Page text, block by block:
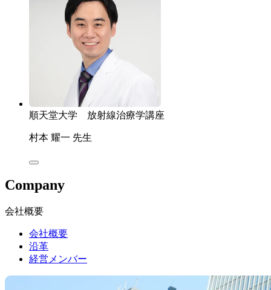
順天堂大学 放射線治療学講座
村本 耀一 先生
Company
会社概要
会社概要
沿革
経営メンバー